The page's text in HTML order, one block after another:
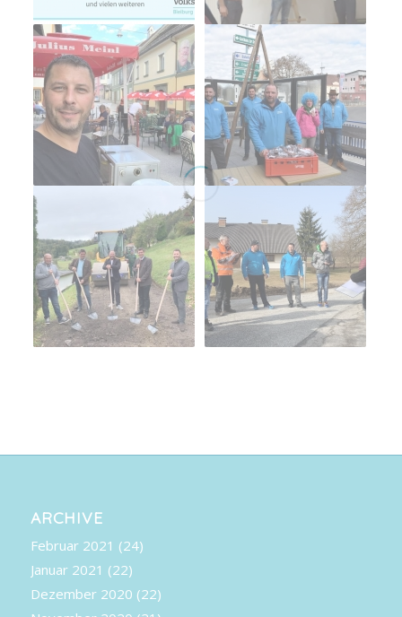
ARCHIVE
Februar 2021 (24)
Januar 2021 (22)
Dezember 2020 (22)